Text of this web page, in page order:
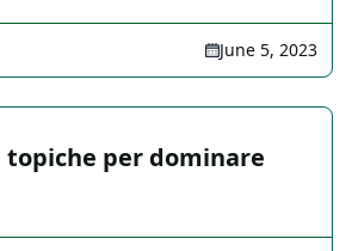
June 5, 2023
topiche per dominare